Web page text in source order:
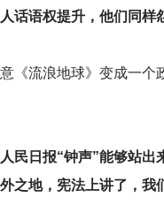
话语权提升，他们同样
《流浪地球》变成一个
民日报“钟声”能够站
之地，宪法上讲了，我